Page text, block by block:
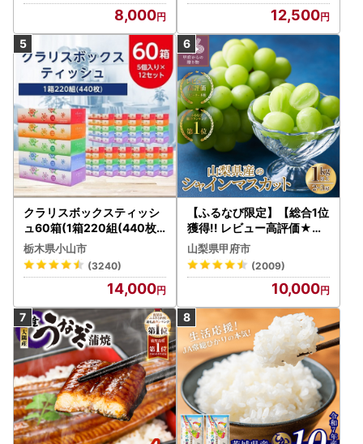
8,000 12,500
クラリスボックスティッシ
ュ60箱(1箱220組(440枚))
(5個入り×12セット)【配送
不可地域：離島・沖縄県】
【1256759】
栃木県小山市
(3240)
14,000
【ふるなび限定】【総合1位
獲得!! レビュー高評価★】
〈2026年度配送分〉山梨
県産 シャインマスカット 2
～3房（1.0kg以上）シャイ
ン フルーツ FN-Limited-S
P
山梨県甲府市
(2009)
10,000